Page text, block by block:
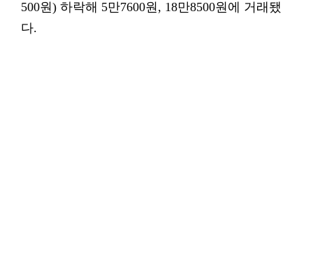
500원) 하락해 5만7600원, 18만8500원에 거래됐
다.